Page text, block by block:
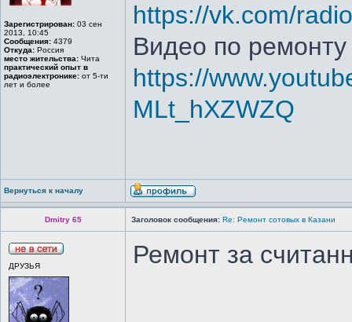
Зарегистрирован: 03 сен
2013, 10:45
Сообщения: 4379
Откуда: Россия
место жительства: Чита
практический опыт в
радиоэлектронике: от 5-ти
лет и более
https://vk.com/
Видео по ремонту
https://
MLt_hXZWZQ
Вернуться к началу
Dmitry 65 Заголовок сообщения: Re: Ремонт сотовых в Казани
ДРУЗЬЯ Ремонт за